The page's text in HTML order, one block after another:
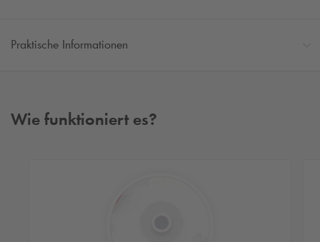
Praktische Informationen
Wie funktioniert es?